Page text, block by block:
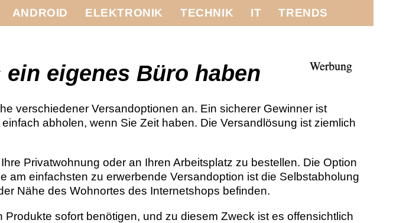
ANDROID ELEKTRONIK TECHNIK IT TRENDS
eigenes Büro haben
verschiedener Versandoptionen an. Ein sicherer Gewinner ist
abholen, wenn Sie Zeit haben. Die Versandlösung ist ziemlich
Privatwohnung oder an Ihren Arbeitsplatz zu bestellen. Die Option
am einfachsten zu erwerbende Versandoption ist die Selbstabholung
Nähe des Wohnortes des Internetshops befinden.
sofort benötigen, und zu diesem Zweck ist es offensichtlich